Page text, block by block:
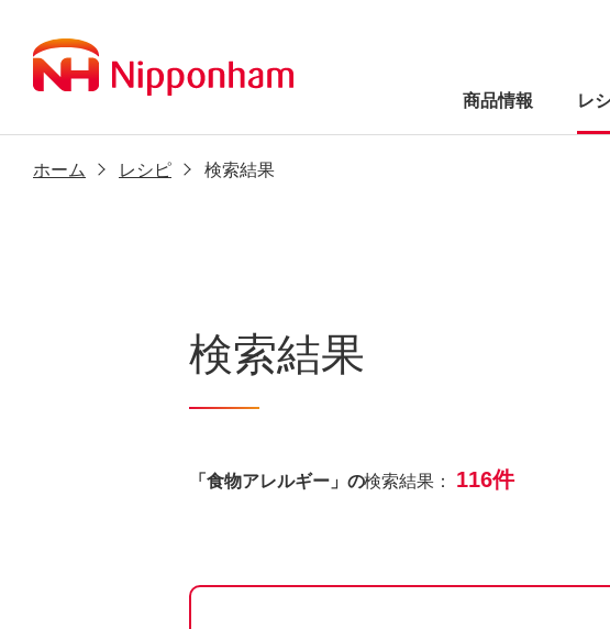
商品情報 レ
ホーム レシピ 検索結果
検索結果
「食物アレルギー」の検索結果： 116件